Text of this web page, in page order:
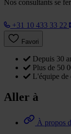
Nos consultants se
+31 10 433 33 22
Favori
Depuis 30
Plus de 50
L'équipe de
Aller à
À propos